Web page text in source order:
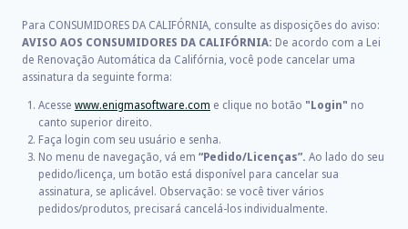
Para CONSUMIDORES DA CALIFÓRNIA, consulte as disposições do aviso:
AVISO AOS CONSUMIDORES DA CALIFÓRNIA: De acordo com a Lei
de Renovação Automática da Califórnia, você pode cancelar uma
assinatura da seguinte forma:
Acesse www.enigmasoftware.com e clique no botão "Login" no
canto superior direito.
Faça login com seu usuário e senha.
No menu de navegação, vá em “Pedido/Licenças”. Ao lado do seu
pedido/licença, um botão está disponível para cancelar sua
assinatura, se aplicável. Observação: se você tiver vários
pedidos/produtos, precisará cancelá-los individualmente.